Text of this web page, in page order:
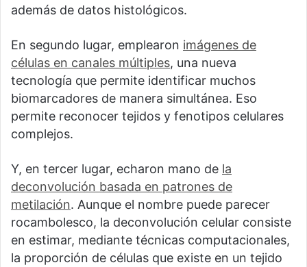
además de datos histológicos.
En segundo lugar, emplearon imágenes de
células en canales múltiples, una nueva
tecnología que permite identificar muchos
biomarcadores de manera simultánea. Eso
permite reconocer tejidos y fenotipos celulares
complejos.
Y, en tercer lugar, echaron mano de la
deconvolución basada en patrones de
metilación. Aunque el nombre puede parecer
rocambolesco, la deconvolución celular consiste
en estimar, mediante técnicas computacionales,
la proporción de células que existe en un tejido